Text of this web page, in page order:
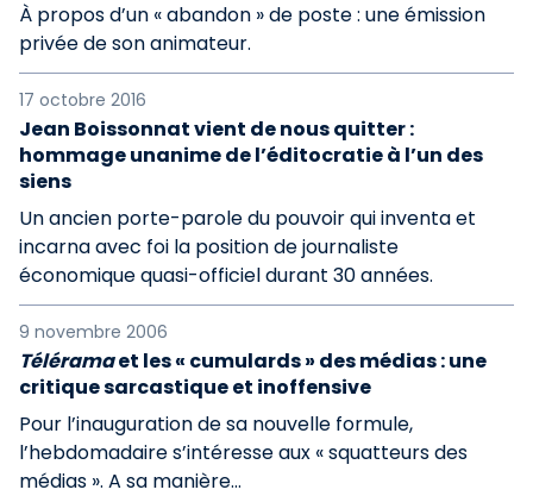
À propos d’un « abandon » de poste : une émission
privée de son animateur.
17 octobre 2016
Jean Boissonnat vient de nous quitter :
hommage unanime de l’éditocratie à l’un des
siens
Un ancien porte-parole du pouvoir qui inventa et
incarna avec foi la position de journaliste
économique quasi-officiel durant 30 années.
9 novembre 2006
Téléramaet les « cumulards » des médias : une
critique sarcastique et inoffensive
Pour l’inauguration de sa nouvelle formule,
l’hebdomadaire s’intéresse aux « squatteurs des
médias ». A sa manière...